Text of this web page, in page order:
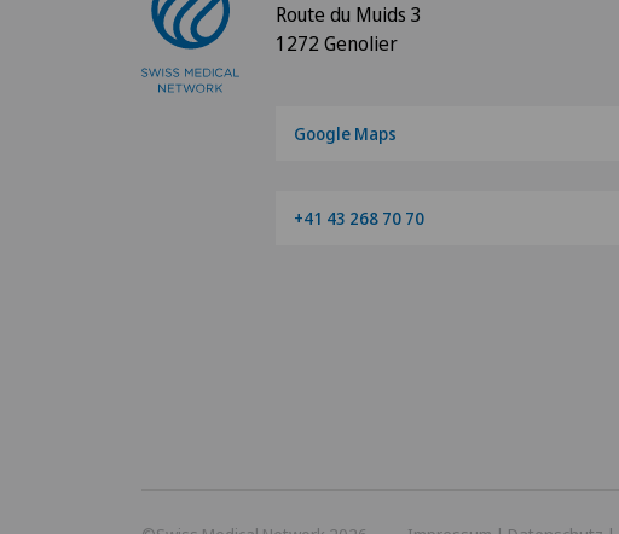
Route du Muids 3
1272 Genolier
Google Maps
+41 43 268 70 70